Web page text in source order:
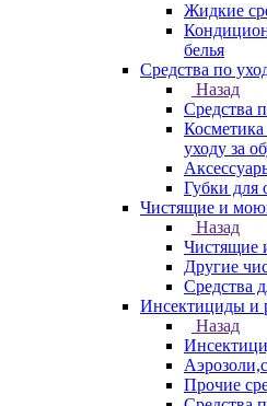
Жидкие
белья
Средства по
Назад
Средства
уходу за
Губки для
Чистящие и
Назад
Чистящие
Другие
Средства
Инсектициды и
Назад
Прочие